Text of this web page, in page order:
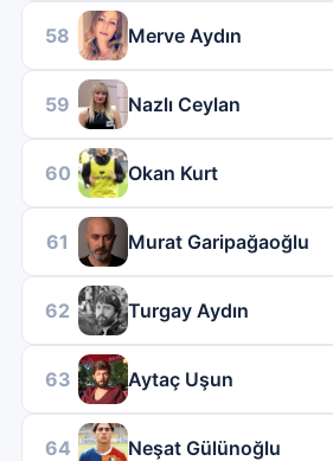
58 Merve Aydın
59 Nazlı Ceylan
60 Okan Kurt
61 Murat Garipağaoğlu
62 Turgay Aydın
63 Aytaç Uşun
64 Neşat Gülünoğlu